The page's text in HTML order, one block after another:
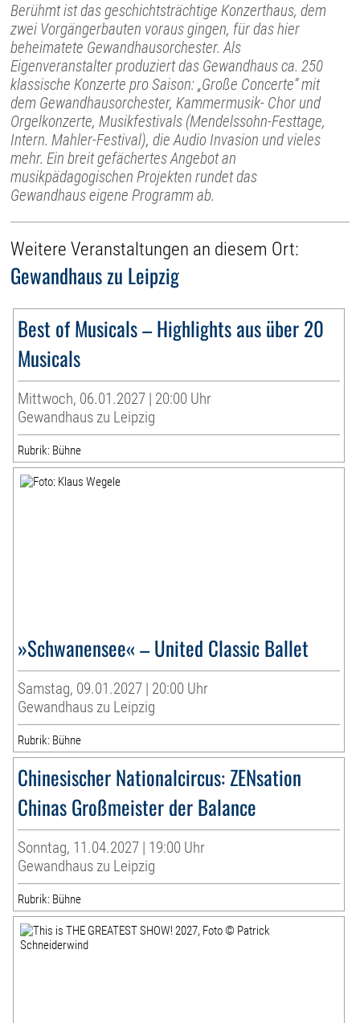
Berühmt ist das geschichtsträchtige Konzerthaus, dem
zwei Vorgängerbauten voraus gingen, für das hier
beheimatete Gewandhausorchester. Als
Eigenveranstalter produziert das Gewandhaus ca. 250
klassische Konzerte pro Saison: „Große Concerte“ mit
dem Gewandhausorchester, Kammermusik- Chor und
Orgelkonzerte, Musikfestivals (Mendelssohn-Festtage,
Intern. Mahler-Festival), die Audio Invasion und vieles
mehr. Ein breit gefächertes Angebot an
musikpädagogischen Projekten rundet das
Gewandhaus eigene Programm ab.
Weitere Veranstaltungen an diesem Ort:
Gewandhaus zu Leipzig
Best of Musicals – Highlights aus über 20
Musicals
Mittwoch, 06.01.2027 | 20:00 Uhr
Gewandhaus zu Leipzig
Rubrik: Bühne
»Schwanensee« – United Classic Ballet
Samstag, 09.01.2027 | 20:00 Uhr
Gewandhaus zu Leipzig
Rubrik: Bühne
Chinesischer Nationalcircus: ZENsation
Chinas Großmeister der Balance
Sonntag, 11.04.2027 | 19:00 Uhr
Gewandhaus zu Leipzig
Rubrik: Bühne